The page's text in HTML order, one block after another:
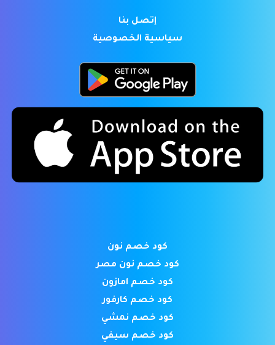
إتصل بنا
سياسية الخصوصية
كود خصم نون
كود خصم نون مصر
كود خصم امازون
كود خصم كارفور
كود خصم نمشي
كود خصم سيفي